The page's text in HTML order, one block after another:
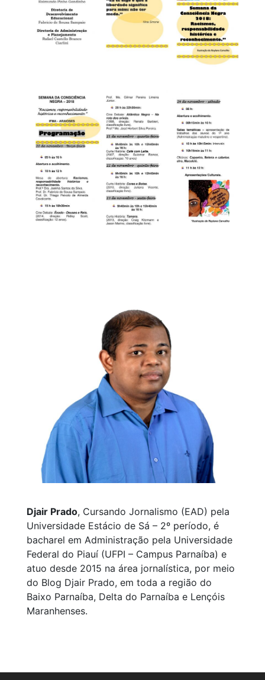
Djair Prado, Cursando Jornalismo (EAD) pela
Universidade Estácio de Sá – 2º período, é
bacharel em Administração pela Universidade
Federal do Piauí (UFPI – Campus Parnaíba) e
atuo desde 2015 na área jornalística, por meio
do Blog Djair Prado, em toda a região do
Baixo Parnaíba, Delta do Parnaíba e Lençóis
Maranhenses.